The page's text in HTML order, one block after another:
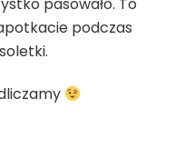
pasowało. To
podczas